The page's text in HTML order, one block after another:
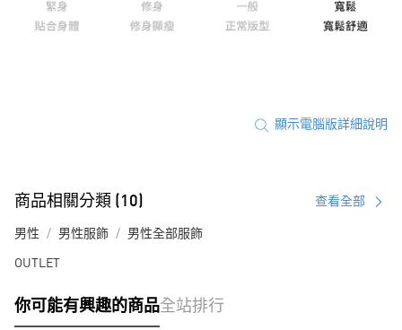
顯示電腦版詳細說明
商品相關分類 (10) 查看全部
男性 男性服飾 男性全部服飾
OUTLET
你可能有興趣的商品全站排行